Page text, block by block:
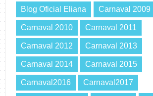
Blog Oficial Eliana Carnaval 2009
Carnaval 2010 Carnaval 2011
Carnaval 2012 Carnaval 2013
Carnaval 2014 Carnaval 2015
Carnaval2016 Carnaval2017